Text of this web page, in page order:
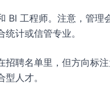
BI 工程师。注意，管理
计或信管专业。
招聘名单里，但方向标
人才。